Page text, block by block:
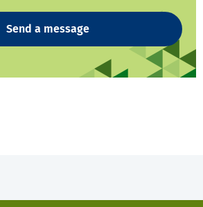
Send a message